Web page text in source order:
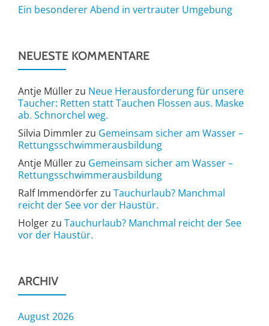
Ein besonderer Abend in vertrauter Umgebung
NEUESTE KOMMENTARE
Antje Müllerzu Neue Herausforderung für unsere
Taucher: Retten statt Tauchen Flossen aus. Maske
ab. Schnorchel weg.
Silvia Dimmlerzu Gemeinsam sicher am Wasser –
Rettungsschwimmerausbildung
Antje Müllerzu Gemeinsam sicher am Wasser –
Rettungsschwimmerausbildung
Ralf Immendörferzu Tauchurlaub? Manchmal
reicht der See vor der Haustür.
Holgerzu Tauchurlaub? Manchmal reicht der See
vor der Haustür.
ARCHIV
August 2026